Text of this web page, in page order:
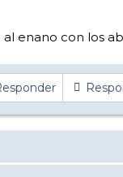
enano con los